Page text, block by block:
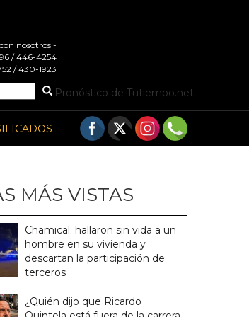
nosotros -
/ 446-4254
/ 430-1923
Pronóstico de Tutiempo.net
MÁS VISTAS
Chamical: hallaron sin vida a un
hombre en su vivienda y
descartan la participación de
terceros
¿Quién dijo que Ricardo